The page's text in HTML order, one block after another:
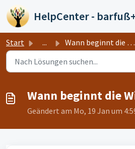
Zum hauptsächlichen Inhalt gehen
HelpCenter -
Start ... Wann beginnt die Wilde Weisheit?
Wann beginnt die
Geändert am Mo, 19 Jan um